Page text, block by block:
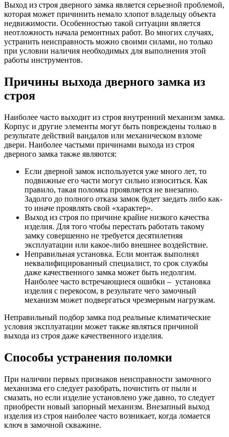
Выход из строя дверного замка является серьезной проблемой,
которая может причинить немало хлопот владельцу объекта
недвижимости. Особенностью такой ситуации является
неотложность начала ремонтных работ. Во многих случаях,
устранить неисправность можно своими силами, но только
при условии наличия необходимых для выполнения этой
работы инструментов.
Причины выхода дверного замка из
строя
Наиболее часто выходит из строя внутренний механизм замка.
Корпус и другие элементы могут быть повреждены только в
результате действий вандалов или механическом взломе
двери. Наиболее частыми причинами выхода из строя
дверного замка также являются:
Если дверной замок используется уже много лет, то
подвижные его части могут сильно износиться. Как
правило, такая поломка проявляется не внезапно.
Задолго до полного отказа замок будет заедать либо как-
то иначе проявлять свой «характер».
Выход из строя по причине крайне низкого качества
изделия. Для того чтобы перестать работать такому
замку совершенно не требуется десятилетняя
эксплуатации или какое-либо внешнее воздействие.
Неправильная установка. Если монтаж выполнял
неквалифицированный специалист, то срок службы
даже качественного замка может быть недолгим.
Наиболее часто встречающиеся ошибки – установка
изделия с перекосом, в результате чего замочный
механизм может подвергаться чрезмерным нагрузкам.
Неправильный подбор замка под реальные климатические
условия эксплуатации может также являться причиной
выхода из строя даже качественного изделия.
Способы устранения поломки
При наличии первых признаков неисправности замочного
механизма его следует разобрать, почистить от пыли и
смазать, но если изделие установлено уже давно, то следует
приобрести новый запорный механизм. Внезапный выход
изделия из строя наиболее часто возникает, когда ломается
ключ в замочной скважине.